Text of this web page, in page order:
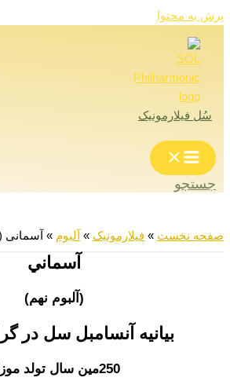
پرش به محتوا
سُل فیلارمونیک
جستجو
صفحه نخست » فیلارمونیک » آلبوم » آسمانی
آسماني
(آلبوم نهم)
بيانيه آنسامبل سل در
250مین سال تولد موزار​